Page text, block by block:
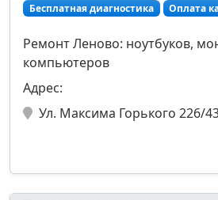
Бесплатная диагностика Оплата
Ремонт Леново: ноутбуков,
компьютеров
Адрес:
Ул. Максима Горького 226/